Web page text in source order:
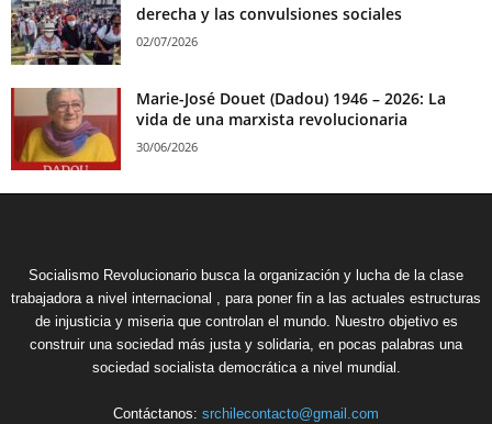
derecha y las convulsiones sociales
02/07/2026
Marie-José Douet (Dadou) 1946 – 2026: La
vida de una marxista revolucionaria
30/06/2026
Socialismo Revolucionario busca la organización y lucha de la clase
trabajadora a nivel internacional , para poner fin a las actuales estructuras
de injusticia y miseria que controlan el mundo. Nuestro objetivo es
construir una sociedad más justa y solidaria, en pocas palabras una
sociedad socialista democrática a nivel mundial.
Contáctanos: srchilecontacto@gmail.com